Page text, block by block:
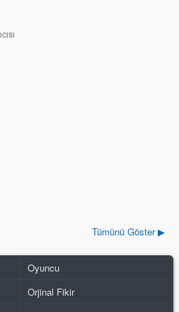
Tümünü Göster ▶
Oyuncu
Orjinal Fikir